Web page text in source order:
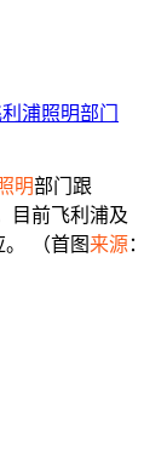
浦照明部门
明部门跟
目前飞利浦及
（首图来源：